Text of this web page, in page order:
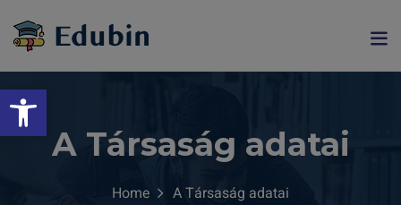
Eszköztár megnyitása
A Társaság adatai
Home A Társaság adatai